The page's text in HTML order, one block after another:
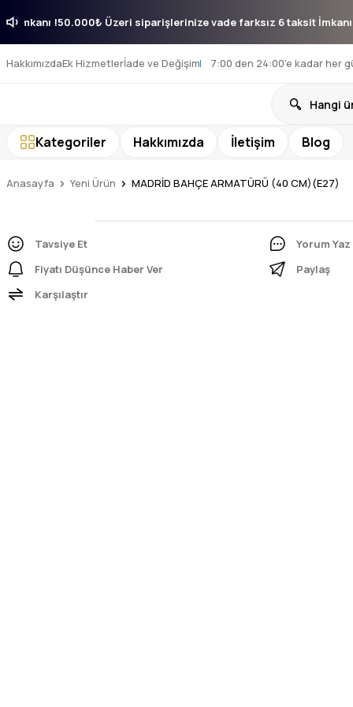
İmkanı !50.000₺ Üzeri siparişlerinize vade farksız 6 taksit
HakkımızdaEk Hizmetlerİade ve Değişim 7:00 den 24:00’e kadar her
Kategoriler Hakkımızda İletişim Blog
Anasayfa Yeni Ürün MADRİD BAHÇE ARMATÜRÜ (40 CM)(E27)
Tavsiye Et
Yorum Yaz
Fiyatı Düşünce Haber Ver
Paylaş
Karşılaştır